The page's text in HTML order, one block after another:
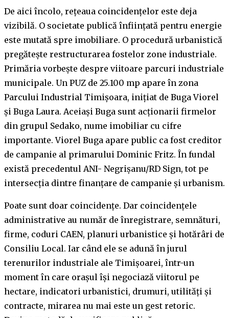
De aici încolo, rețeaua coincidențelor este deja
vizibilă. O societate publică înființată pentru energie
este mutată spre imobiliare. O procedură urbanistică
pregătește restructurarea fostelor zone industriale.
Primăria vorbește despre viitoare parcuri industriale
municipale. Un PUZ de 25.100 mp apare în zona
Parcului Industrial Timișoara, inițiat de Buga Viorel
și Buga Laura. Aceiași Buga sunt acționarii firmelor
din grupul Sedako, nume imobiliar cu cifre
importante. Viorel Buga apare public ca fost creditor
de campanie al primarului Dominic Fritz. În fundal
există precedentul ANI- Negrișanu/RD Sign, tot pe
intersecția dintre finanțare de campanie și urbanism.
Poate sunt doar coincidențe. Dar coincidențele
administrative au număr de înregistrare, semnături,
firme, coduri CAEN, planuri urbanistice și hotărâri de
Consiliu Local. Iar când ele se adună în jurul
terenurilor industriale ale Timișoarei, într-un
moment în care orașul își negociază viitorul pe
hectare, indicatori urbanistici, drumuri, utilități și
contracte, mirarea nu mai este un gest retoric.